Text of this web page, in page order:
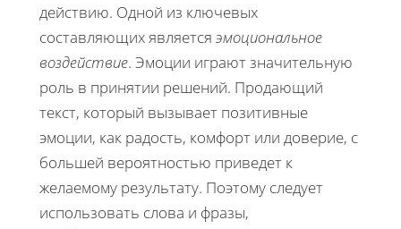
действию. Одной из ключевых
составляющих является эмоциональное
воздействие. Эмоции играют значительную
роль в принятии решений. Продающий
текст, который вызывает позитивные
эмоции, как радость, комфорт или доверие, с
большей вероятностью приведет к
желаемому результату. Поэтому следует
использовать слова и фразы,